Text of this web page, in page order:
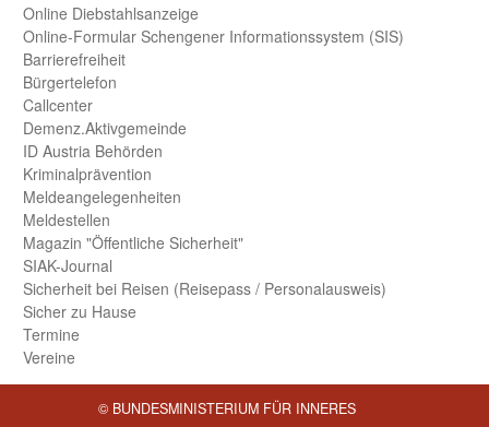
Online Diebstahls­anzeige
Online-Formular Schengener Informationssystem (SIS)
Barriere­freiheit
Bürger­telefon
Call­center
Demenz.Aktiv­gemeinde
ID Austria Behörden
Kriminal­prävention
Melde­an­ge­le­gen­heiten
Meld­estellen
Magazin "Öffentliche Sicherheit"
SIAK-Journal
Sicherheit bei Reisen (Reise­pass / Personal­ausweis)
Sicher zu Hause
Termine
Vereine
© BUNDESMINISTERIUM FÜR INNERES